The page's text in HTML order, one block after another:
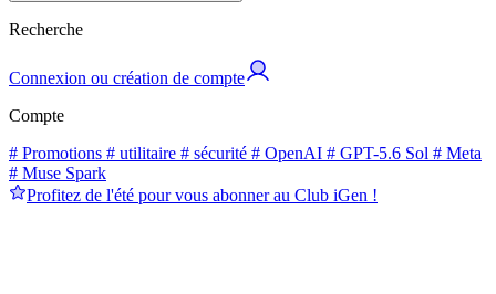
Recherche
Connexion ou création de compte
Compte
# Promotions # utilitaire # sécurité # OpenAI # GPT-5.6 Sol # Meta
# Muse Spark
Profitez de l'été pour vous abonner au Club iGen !